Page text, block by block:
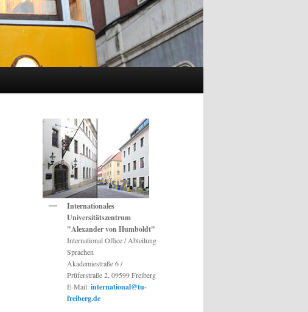
Internationales
Universitätszentrum
"Alexander von Humboldt"
International Office / Abteilung
Sprachen
Akademiestraße 6 /
Prüferstraße 2, 09599 Freiberg
E-Mail:international@tu-
freiberg.de